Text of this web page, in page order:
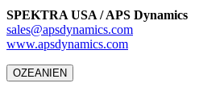
SPEKTRA USA / APS Dynamics
sales@apsdynamics.com
www.apsdynamics.com
OZEANIEN